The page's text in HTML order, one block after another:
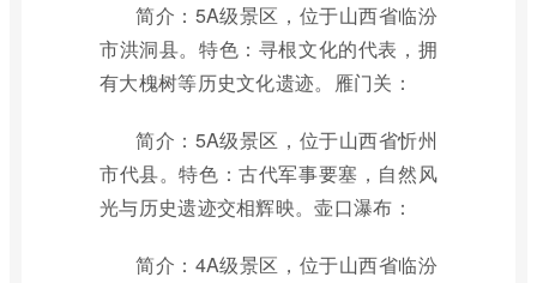
简介：5A级景区，位于山西省临汾
市洪洞县。特色：寻根文化的代表，拥
有大槐树等历史文化遗迹。雁门关：
简介：5A级景区，位于山西省忻州
市代县。特色：古代军事要塞，自然风
光与历史遗迹交相辉映。壶口瀑布：
简介：4A级景区，位于山西省临汾